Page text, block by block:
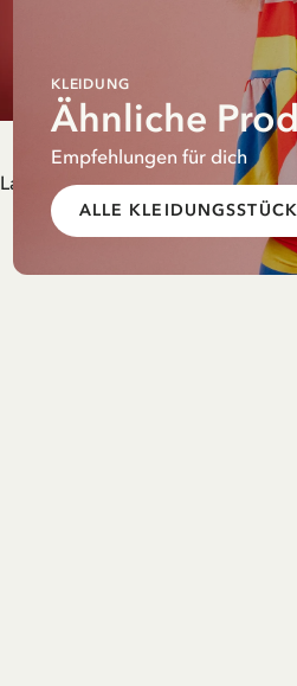
KLEIDUNG
Ähnliche
Empfehlungen für dich
ALLE
IN DEN
Latzkleid Pippi Langstrumpf
Gelb
PIPPI LANGSTRUMPF